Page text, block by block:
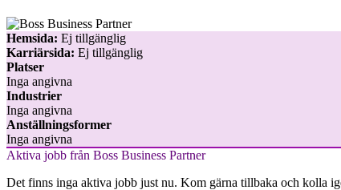
Hemsida: Ej tillgänglig
Karriärsida: Ej tillgänglig
Platser
Inga angivna
Industrier
Inga angivna
Anställningsformer
Inga angivna
Aktiva jobb från Boss Business Partner
Det finns inga aktiva jobb just nu. Kom gärna tillbaka och kolla